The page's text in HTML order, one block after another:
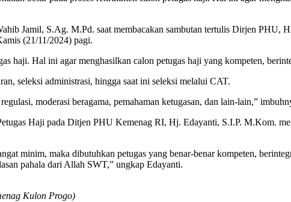
Jamil, S.Ag. M.Pd. saat membacakan sambutan tertulis Dirjen PHU,
(21/11/2024) pagi.
haji. Hal ini agar menghasilkan calon petugas haji yang kompeten,
seleksi administrasi, hingga saat ini seleksi melalui CAT.
moderasi beragama, pemahaman ketugasan, dan lain-lain,”
Haji pada Ditjen PHU Kemenag RI, Hj. Edayanti, S.I.P. M.Kom.
minim, maka dibutuhkan petugas yang benar-benar kompeten,
pahala dari Allah SWT,” ungkap Edayanti.
Kulon Progo)